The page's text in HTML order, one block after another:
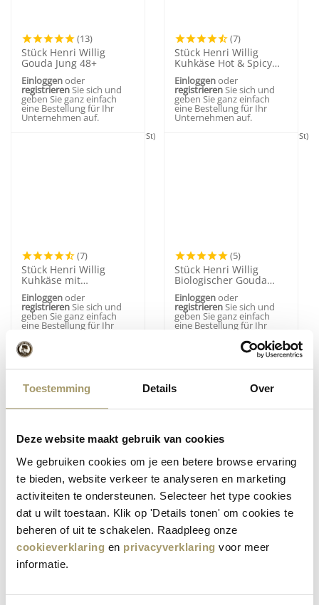
Toestemming Details Over
Deze website maakt gebruik van cookies
We gebruiken cookies om je een betere browse ervaring
te bieden, website verkeer te analyseren en marketing
activiteiten te ondersteunen. Selecteer het type cookies
dat u wilt toestaan. Klik op 'Details tonen' om cookies te
beheren of uit te schakelen. Raadpleeg onze
cookieverklaring en privacyverklaring voor meer
informatie.
(13)
Stück Henri Willig
Gouda Jung 48+
Einloggenoder
registrierenSie sich und
geben Sie ganz einfach
eine Bestellung für Ihr
Unternehmen auf.
(Inkl. MwSt)
(7)
Stück Henri Willig
Kuhkäse Hot & Spicy
50+
Einloggenoder
registrierenSie sich und
geben Sie ganz einfach
eine Bestellung für Ihr
Unternehmen auf.
(Inkl. MwSt)
(7)
Stück Henri Willig
Kuhkäse mit
italienischen Kräutern
50+
Einloggenoder
registrierenSie sich und
geben Sie ganz einfach
eine Bestellung für Ihr
Consumer price:
(5)
Stück Henri Willig
Biologischer Gouda
Jung 50+
Einloggenoder
registrierenSie sich und
geben Sie ganz einfach
eine Bestellung für Ihr
12,50 €(Inkl. MwSt)
(1)
Stück Henri Willig
Biologischer Gouda
Mittelalt 50+
Einloggen oder
registrieren Sie sich und
geben Sie ganz einfach
eine Bestellung für Ihr
Unternehmen auf.
Consumer price:
Käsestück Henri Willig
Biologischer Gouda alt
50+
Einloggenoder
registrieren
geben Sie ganz einfach
eine Bestellung für Ihr
Unternehmen auf.